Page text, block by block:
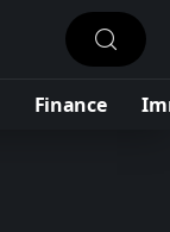
Finance